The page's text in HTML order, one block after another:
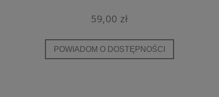
59,00 zł
POWIADOM O DOSTĘPNOŚCI